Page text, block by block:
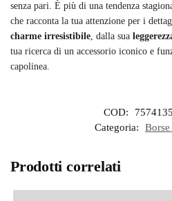
senza pari. È più di una tendenza
che racconta la tua attenzione per i
charme irresistibile, dalla sua
tua ricerca di un accessorio iconico e
capolinea.
COD:
Categoria:
Prodotti correlati